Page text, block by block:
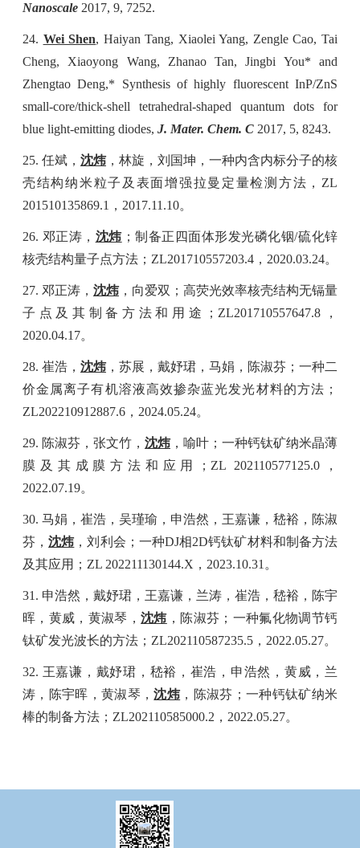
Nanoscale 2017, 9, 7252.
24. Wei Shen, Haiyan Tang, Xiaolei Yang, Zengle Cao, Tai
Cheng, Xiaoyong Wang, Zhanao Tan, Jingbi You* and
Zhengtao Deng,* Synthesis of highly fluorescent InP/ZnS
small-core/thick-shell tetrahedral-shaped quantum dots for
blue light-emitting diodes, J. Mater. Chem. C 2017, 5, 8243.
25. 任斌， 沈炜，林旋，刘国坤，一种内含内标分子的核
壳结构纳米粒子及表面增强拉曼定量检测方法， ZL
201510135869.1 ， 2017.11.10。
26. 邓正涛， 沈炜；制备正四面体形发光磷化铟/硫化锌
核壳结构量子点方法； ZL201710557203.4 ， 2020.03.24。
27. 邓正涛， 沈炜，向爱双；高荧光效率核壳结构无镉量
子点及其制备方法和用途； ZL201710557647.8 ，
2020.04.17。
28. 崔浩， 沈炜，苏展，戴妤珺，马娟，陈淑芬；一种二
价金属离子有机溶液高效掺杂蓝光发光材料的方法；
ZL202210912887.6 ， 2024.05.24。
29. 陈淑芬，张文竹， 沈炜，喻叶；一种钙钛矿纳米晶薄
膜及其成膜方法和应用； ZL 202110577125.0 ，
2022.07.19。
30. 马娟，崔浩，吴瑾瑜，申浩然，王嘉谦，嵇裕，陈淑
芬，沈炜，刘利会；一种DJ相2D钙钛矿材料和制备方法
及其应用； ZL 202211130144.X ， 2023.10.31 。
31. 申浩然，戴妤珺，王嘉谦，兰涛，崔浩，嵇裕，陈宇
晖，黄威，黄淑琴，沈炜，陈淑芬；一种氟化物调节钙
钛矿发光波长的方法； ZL202110587235.5 ， 2022.05.27。
32. 王嘉谦，戴妤珺，嵇裕，崔浩，申浩然，黄威，兰
涛，陈宇晖，黄淑琴，沈炜，陈淑芬；一种钙钛矿纳米
棒的制备方法； ZL202110585000.2 ， 2022.05.27。